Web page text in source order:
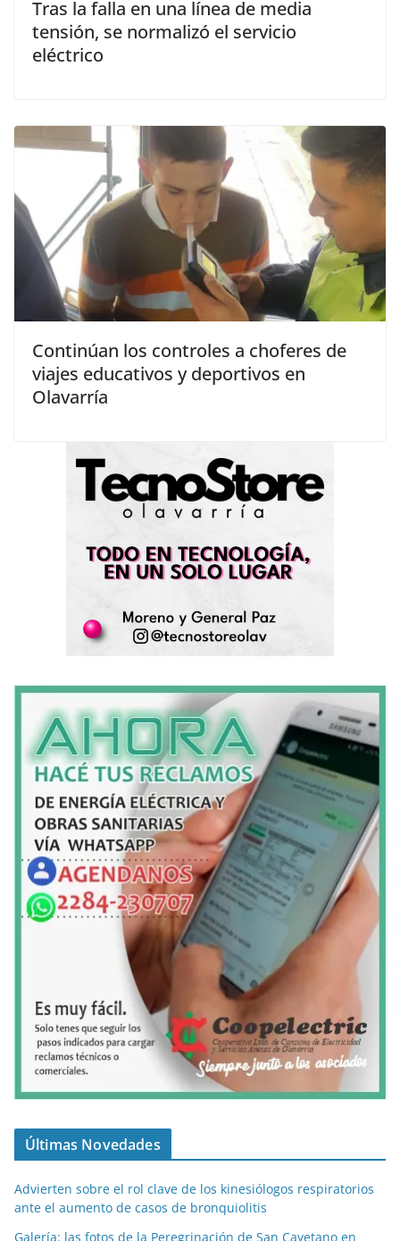
Tras la falla en una línea de media
tensión, se normalizó el servicio
eléctrico
Continúan los controles a choferes de
viajes educativos y deportivos en
Olavarría
Últimas Novedades
Advierten sobre el rol clave de los kinesiólogos respiratorios
ante el aumento de casos de bronquiolitis
Galería: las fotos de la Peregrinación de San Cayetano en